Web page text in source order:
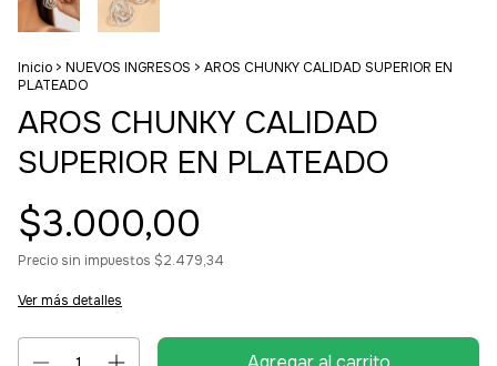
Inicio > NUEVOS INGRESOS > AROS CHUNKY CALIDAD SUPERIOR EN
PLATEADO
AROS CHUNKY CALIDAD
SUPERIOR EN PLATEADO
$3.000,00
Precio sin impuestos $2.479,34
Ver más detalles